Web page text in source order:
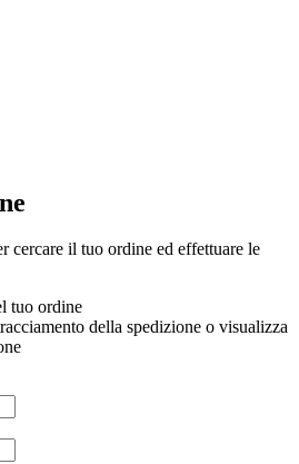
cercare il tuo ordine ed effettuare le
tuo ordine
della spedizione o visualizza